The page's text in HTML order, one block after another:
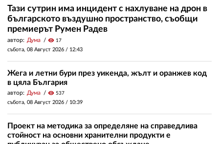
Тази сутрин има инцидент с нахлуване на дрон в
българското въздушно пространство, съобщи
премиерът Румен Радев
автор: Дума visibility 17
събота, 08 Август 2026 / 12:43
Жега и летни бури през уикенда, жълт и оранжев код
в цяла България
автор: Дума visibility 537
събота, 08 Август 2026 / 10:39
Проект на методика за определяне на справедлива
стойност на основни хранителни продукти е